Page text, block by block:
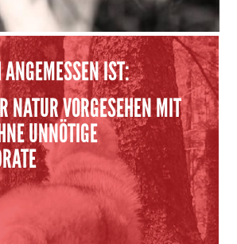
IST:
NATUR VORGESEHEN MIT
UNNÖTIGE